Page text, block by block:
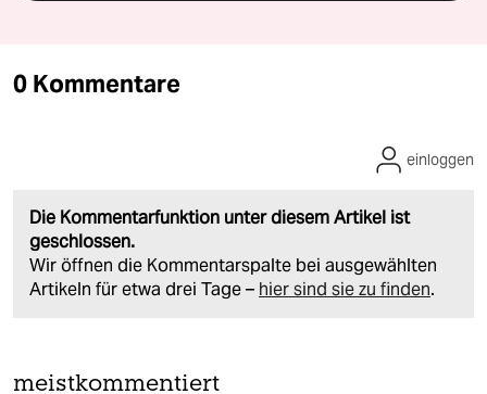
0 Kommentare
Die Kommentarfunktion unter diesem Artikel ist
geschlossen.
Wir öffnen die Kommentarspalte bei ausgewählten
Artikeln für etwa drei Tage – hier sind sie zu finden.
einloggen
meistkommentiert